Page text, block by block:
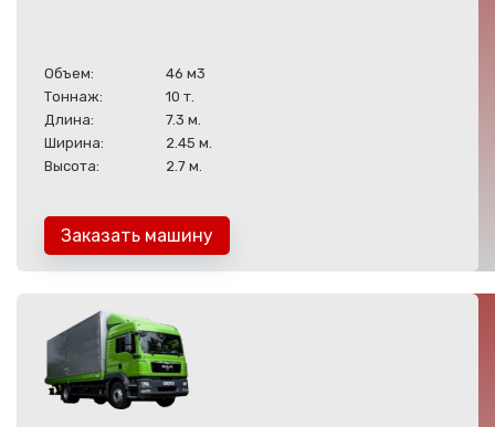
Объем:
46 м3
Тоннаж:
10 т.
Длина:
7.3 м.
Ширина:
2.45 м.
Высота:
2.7 м.
Заказать машину